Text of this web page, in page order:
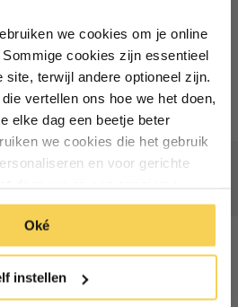
we cookies om je online
cookies zijn essentieel
terwijl andere optioneel zijn.
vertellen ons hoe we het doen,
elke dag een beetje beter
we cookies die het gebruik
en voor gerichte
alle cookies te accepteren. Of
als je niet akkoord gaat met
Oké
instellen
aan winkelwagen
Zakelijk
vanaf €75